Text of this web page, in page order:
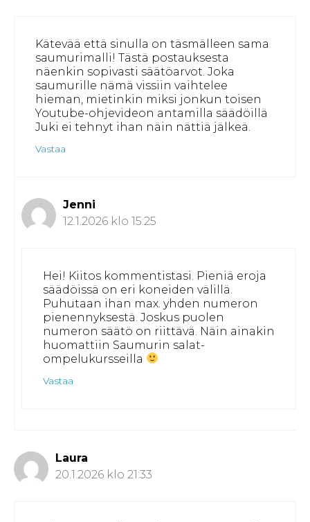
Kätevää että sinulla on täsmälleen sama
saumurimalli! Tästä postauksesta
näenkin sopivasti säätöarvot. Joka
saumurille nämä vissiin vaihtelee
hieman, mietinkin miksi jonkun toisen
Youtube-ohjevideon antamilla säädöillä
Juki ei tehnyt ihan näin nättiä jälkeä.
Vastaa
Jenni
12.1.2026 klo 15:25
Hei! Kiitos kommentistasi. Pieniä eroja
säädöissä on eri koneiden välillä.
Puhutaan ihan max. yhden numeron
pienennyksestä. Joskus puolen
numeron säätö on riittävä. Näin ainakin
huomattiin Saumurin salat-
ompelukursseilla
Vastaa
Laura
20.1.2026 klo 21:33